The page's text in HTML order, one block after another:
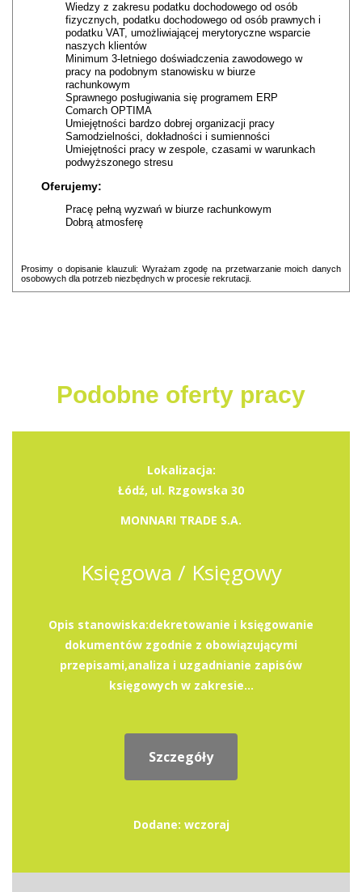
Wiedzy z zakresu podatku dochodowego od osób
fizycznych, podatku dochodowego od osób prawnych i
podatku VAT, umożliwiającej merytoryczne wsparcie
naszych klientów
Minimum 3-letniego doświadczenia zawodowego w
pracy na podobnym stanowisku w biurze
rachunkowym
Sprawnego posługiwania się programem ERP
Comarch OPTIMA
Umiejętności bardzo dobrej organizacji pracy
Samodzielności, dokładności i sumienności
Umiejętności pracy w zespole, czasami w warunkach
podwyższonego stresu
Oferujemy:
Pracę pełną wyzwań w biurze rachunkowym
Dobrą atmosferę
Prosimy o dopisanie klauzuli: Wyrażam zgodę na przetwarzanie moich danych
osobowych dla potrzeb niezbędnych w procesie rekrutacji.
Podobne oferty pracy
Lokalizacja:
Łódź, ul. Rzgowska 30
MONNARI TRADE S.A.
Księgowa / Księgowy
Opis stanowiska:dekretowanie i księgowanie
dokumentów zgodnie z obowiązującymi
przepisami,analiza i uzgadnianie zapisów
księgowych w zakresie...
Szczegóły
Dodane: wczoraj